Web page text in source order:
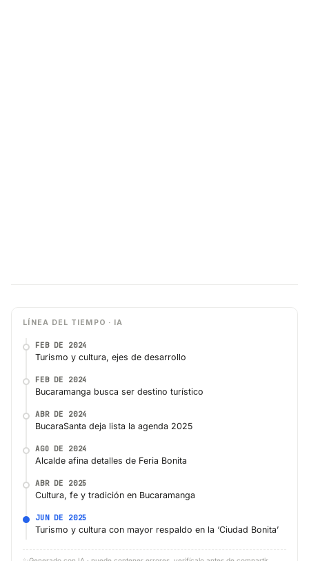
LÍNEA DEL TIEMPO · IA
FEB DE 2024
Turismo y cultura, ejes de desarrollo
FEB DE 2024
Bucaramanga busca ser destino turístico
ABR DE 2024
BucaraSanta deja lista la agenda 2025
AGO DE 2024
Alcalde afina detalles de Feria Bonita
ABR DE 2025
Cultura, fe y tradición en Bucaramanga
JUN DE 2025
Turismo y cultura con mayor respaldo en la ‘Ciudad Bonita’